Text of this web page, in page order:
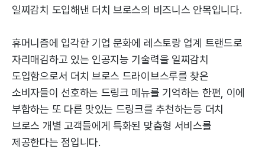
일찌감치 도입해낸 더치 브로스의 비즈니스 안목입니다.
휴머니즘에 입각한 기업 문화에 레스토랑 업계 트랜드로
자리매김하고 있는 인공지능 기술력을 일찌감치
도입함으로서 더치 브로스 드라이브스루를 찾은
소비자들이 선호하는 드링크 메뉴를 기억하는 한편, 이에
부합하는 또 다른 맛있는 드링크를 추천하는등 더치
브로스 개별 고객들에게 특화된 맞춤형 서비스를
제공한다는 점입니다.